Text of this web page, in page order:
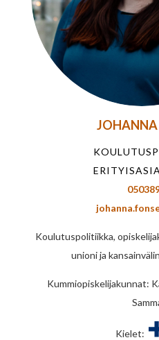
JOHANNA
Koulutuspolitiikka,
unioni ja
Kummiopiskelijakunnat:
Kielet: